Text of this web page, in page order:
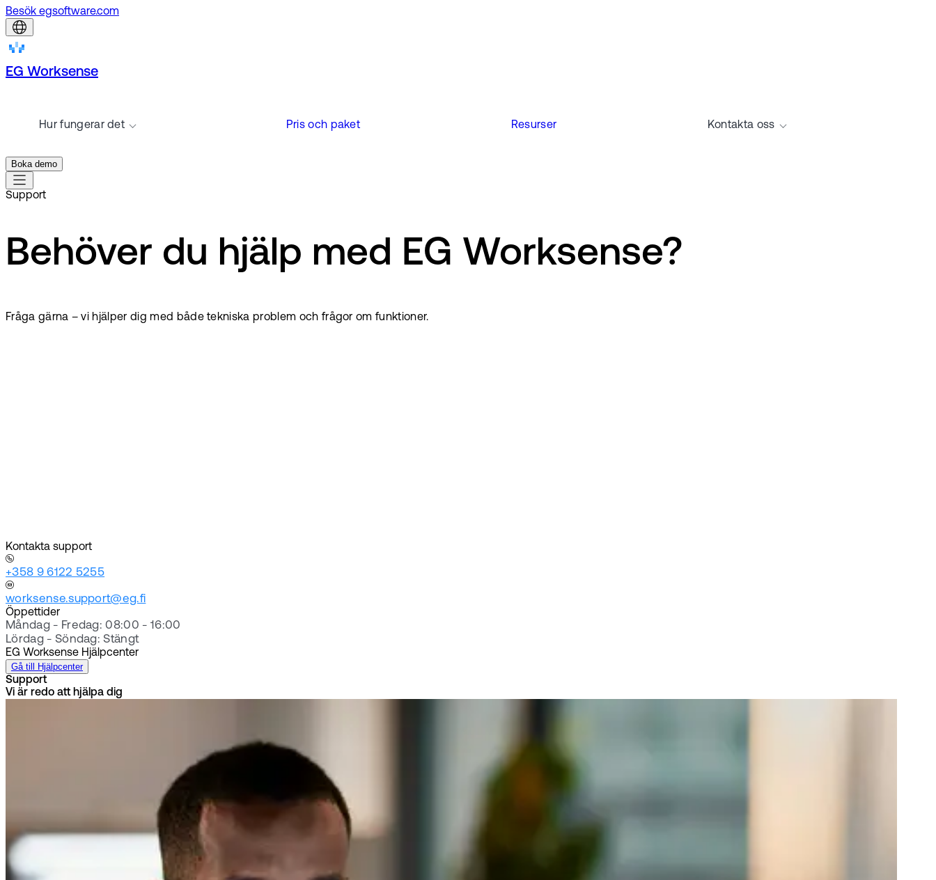
Besök egsoftware.com
EG Worksense
Hur fungerar det Pris och paket Resurser Kontakta oss
Boka demo
Support
Behöver du hjälp med EG Worksense?
Fråga gärna – vi hjälper dig med både tekniska problem och frågor om funktioner.
Kontakta support
+358 9 6122 5255
worksense.support@eg.fi
Öppettider
Måndag - Fredag: 08:00 - 16:00
Lördag - Söndag: Stängt
EG Worksense Hjälpcenter
Gå till Hjälpcenter
Support
Vi är redo att hjälpa dig